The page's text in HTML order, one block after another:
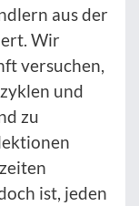
aus der
Wir
versuchen,
und
zu
ist, jeden